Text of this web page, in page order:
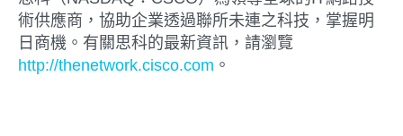
術供應商，協助企業透過聯所未連之科技，掌握明
日商機。有關思科的最新資訊，請瀏覽
http://thenetwork.cisco.com 。